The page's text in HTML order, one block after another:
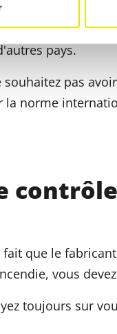
Elle est
pays.
souhaitez pas
la norme
fait que le
vous
toujours sur